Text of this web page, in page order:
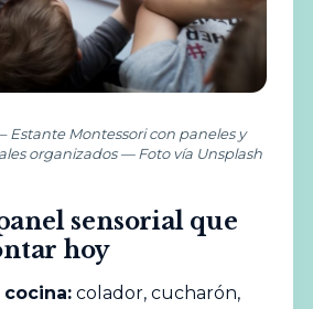
Estante Montessori con paneles y
organizados — Foto vía Unsplash
sensorial que
hoy
cocina: colador, cucharón,